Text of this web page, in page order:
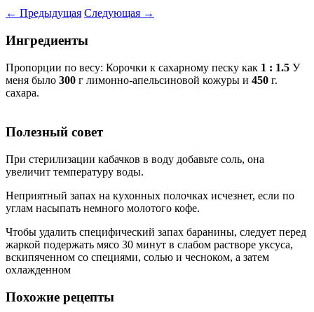
← Предыдущая Следующая →
Ингредиенты
Пропорции по весу: Корочки к сахарному песку как 1 : 1.5 У
меня было 300 г лимонно-апельсиновой кожуры и 450 г.
сахара.
Полезный совет
При стерилизации кабачков в воду добавьте соль, она
увеличит температуру воды.
Неприятный запах на кухонных полочках исчезнет, если по
углам насыпать немного молотого кофе.
Чтобы удалить специфический запах баранины, следует перед
жаркой подержать мясо 30 минут в слабом растворе уксуса,
вскипяченном со специями, солью и чесноком, а затем
охлажденном
Похожие рецепты